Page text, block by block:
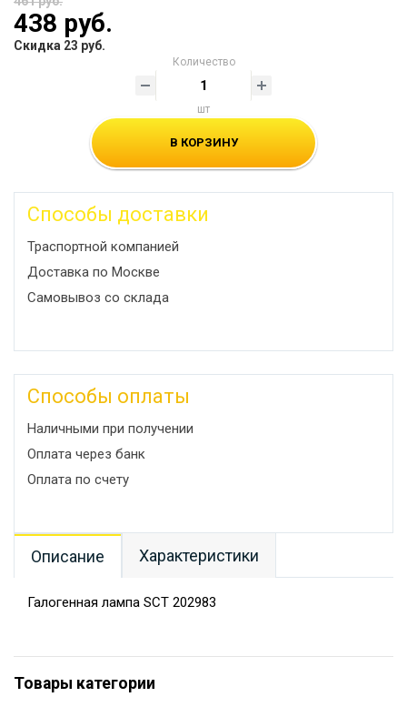
438 руб.
Скидка 23 руб.
Количество
шт
В КОРЗИНУ
Способы доставки
Траспортной компанией
Доставка по Москве
Самовывоз со склада
Способы оплаты
Наличными при получении
Оплата через банк
Оплата по счету
Описание Характеристики
Галогенная лампа SCT 202983
Товары категории